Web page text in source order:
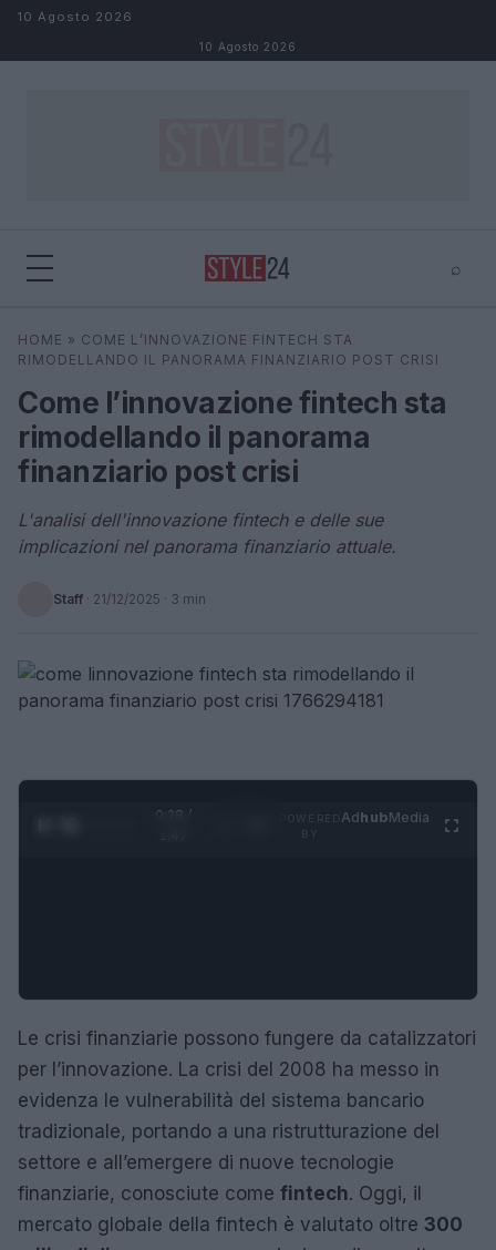
Salta al contenuto
10 Agosto 2026
10 Agosto 2026
⌕
Cerca
HOME » COME L’INNOVAZIONE FINTECH STA
RIMODELLANDO IL PANORAMA FINANZIARIO POST CRISI
Come l’innovazione fintech sta
rimodellando il panorama
finanziario post crisi
L'analisi dell'innovazione fintech e delle sue
implicazioni nel panorama finanziario attuale.
Staff · 21/12/2025 · 3 min
0:28 /
AdhubMedia
Le crisi finanziarie possono fungere da catalizzatori
per l’innovazione. La crisi del 2008 ha messo in
evidenza le vulnerabilità del sistema bancario
tradizionale, portando a una ristrutturazione del
settore e all’emergere di nuove tecnologie
finanziarie, conosciute come fintech. Oggi, il
mercato globale della fintech è valutato oltre 300